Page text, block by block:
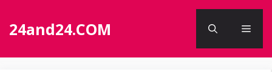
đến
nội24and24.COM